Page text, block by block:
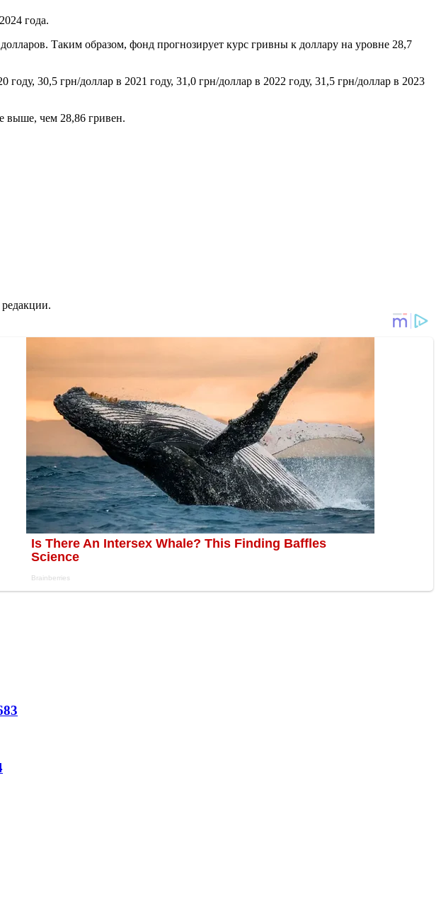
года.
Таким образом, фонд прогнозирует курс гривны к доллару на уровне 28,7
30,5 грн/доллар в 2021 году, 31,0 грн/доллар в 2022 году, 31,5 грн/доллар в 2023
выше, чем 28,86 гривен.